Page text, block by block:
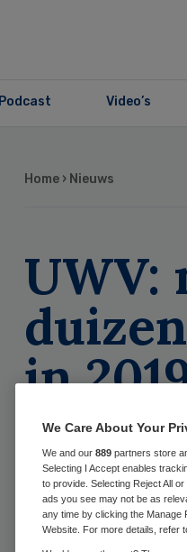
Podcast Video’s
Home › Nieuws
UWV:
in
Petri
We Care About Your
We and our 889 partners store
Selecting I Accept enables
to provide. Selecting Reject All
ads you see may not be as
any time by clicking the Manage
Website. For more details, refer